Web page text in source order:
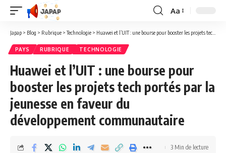
Redimensionner
Aa
Japap > Blog > Rubrique >Technologie > Huawei et l’UIT : une bourse pour booster les projets tech portés par la jeunesse en faveur du développement communautaire
PAYS RUBRIQUE TECHNOLOGIE
Huawei et l’UIT : une bourse pour
booster les projets tech portés par la
jeunesse en faveur du
développement communautaire
3 Min de lecture